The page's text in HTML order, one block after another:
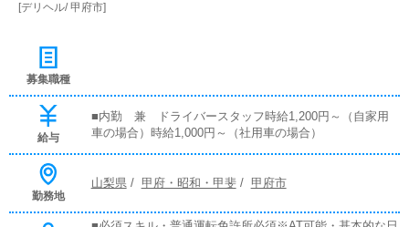
[デリヘル/甲府市]
募集職種
給与
■内勤 兼 ドライバースタッフ時給1,200円～（自家用
車の場合）時給1,000円～（社用車の場合）
勤務地
山梨県/ 甲府・昭和・甲斐/ 甲府市